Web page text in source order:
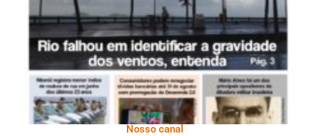
Ano X – Número 366 01 A 07 De Agosto De
2026
Nosso canal